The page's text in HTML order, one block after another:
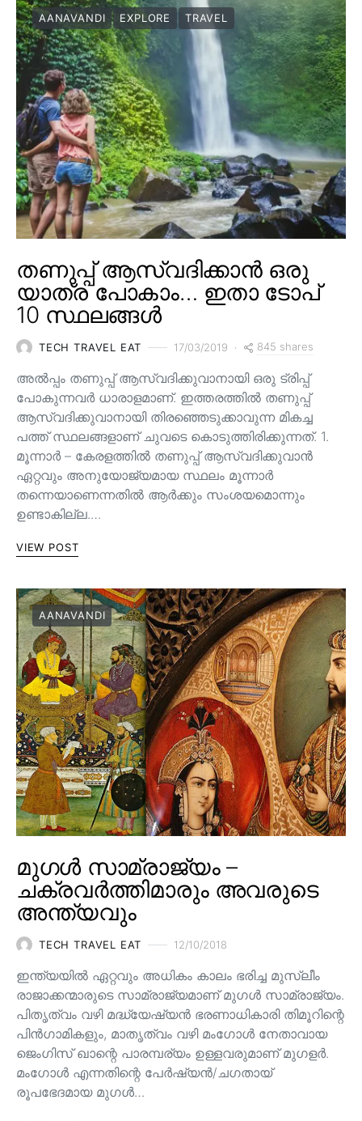
AANAVANDI EXPLORE TRAVEL
തണുപ്പ് ആസ്വദിക്കാൻ ഒരു
യാത്ര പോകാം… ഇതാ ടോപ്
10 സ്ഥലങ്ങൾ
TECH TRAVEL EAT 17/03/2019 845 shares
അൽപ്പം തണുപ്പ് ആസ്വദിക്കുവാനായി ഒരു ട്രിപ്പ്
പോകുന്നവർ ധാരാളമാണ്. ഇത്തരത്തിൽ തണുപ്പ്
ആസ്വദിക്കുവാനായി തിരഞ്ഞെടുക്കാവുന്ന മികച്ച
പത്ത് സ്ഥലങ്ങളാണ് ചുവടെ കൊടുത്തിരിക്കുന്നത്. 1.
മൂന്നാർ – കേരളത്തിൽ തണുപ്പ് ആസ്വദിക്കുവാൻ
ഏറ്റവും അനുയോജ്യമായ സ്ഥലം മൂന്നാർ
തന്നെയാണെന്നതിൽ ആർക്കും സംശയമൊന്നും
ഉണ്ടാകില്ല.…
VIEW POST
AANAVANDI
മുഗൾ സാമ്രാജ്യം –
ചക്രവർത്തിമാരും അവരുടെ
അന്ത്യവും
TECH TRAVEL EAT 12/10/2018
ഇന്ത്യയിൽ ഏറ്റവും അധികം കാലം ഭരിച്ച മുസ്ലീം
രാജാക്കന്മാരുടെ സാമ്രാജ്യമാണ് മുഗൾ സാമ്രാജ്യം.
പിതൃത്വം വഴി മദ്ധ്യേഷ്യൻ ഭരണാധികാരി തിമൂറിന്റെ
പിൻ‌ഗാമികളും, മാതൃത്വം വഴി മംഗോൾ നേതാവായ
ജെംഗിസ് ഖാന്റെ പാരമ്പര്യം ഉള്ളവരുമാണ്‌ മുഗളർ.
മംഗോൾ എന്നതിന്റെ പേർഷ്യൻ/ചഗതായ്
രൂപഭേദമായ മുഗൾ…